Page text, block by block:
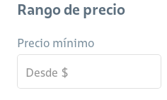
Rango de precio
Precio mínimo